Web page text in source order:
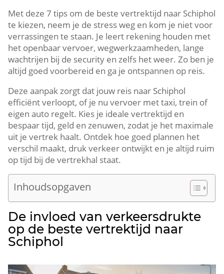
Met deze 7 tips om de beste vertrektijd naar Schiphol
te kiezen, neem je de stress weg en kom je niet voor
verrassingen te staan. Je leert rekening houden met
het openbaar vervoer, wegwerkzaamheden, lange
wachtrijen bij de security en zelfs het weer. Zo ben je
altijd goed voorbereid en ga je ontspannen op reis.
Deze aanpak zorgt dat jouw reis naar Schiphol
efficiënt verloopt, of je nu vervoer met taxi, trein of
eigen auto regelt. Kies je ideale vertrektijd en
bespaar tijd, geld en zenuwen, zodat je het maximale
uit je vertrek haalt. Ontdek hoe goed plannen het
verschil maakt, druk verkeer ontwijkt en je altijd ruim
op tijd bij de vertrekhal staat.
Inhoudsopgaven
De invloed van verkeersdrukte
op de beste vertrektijd naar
Schiphol